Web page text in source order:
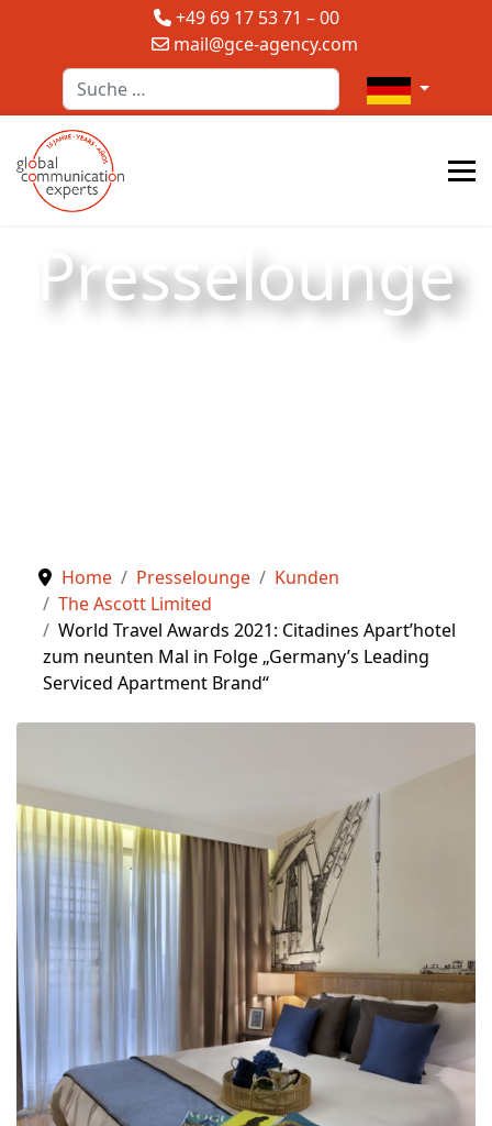
+49 69 17 53 71 – 00
mail@gce-agency.com
Suchen
Sprache
Presselounge
Home Presselounge
Kunden
The Ascott Limited
World Travel Awards 2021: Citadines Apart’hotel
zum neunten Mal in Folge „Germany’s Leading
Serviced Apartment Brand“